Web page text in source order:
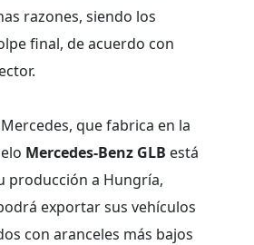
razones, siendo los
final, de acuerdo con
que fabrica en la
Mercedes-Benz GLB está
producción a Hungría,
exportar sus vehículos
con aranceles más bajos